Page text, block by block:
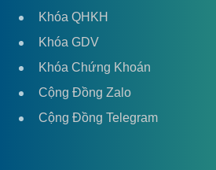
Khóa QHKH
Khóa GDV
Khóa Chứng Khoán
Cộng Đồng Zalo
Cộng Đồng Telegram